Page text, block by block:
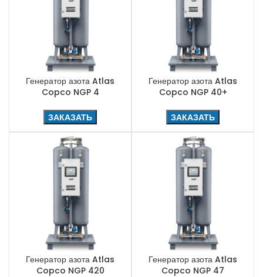
Генератор азота Atlas
Copco NGP 4
ЗАКАЗАТЬ
Генератор азота Atlas
Copco NGP 40+
ЗАКАЗАТЬ
Генератор азота Atlas
Copco NGP 420
Генератор азота Atlas
Copco NGP 47